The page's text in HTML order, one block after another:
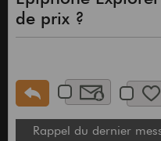
de prix ?
Rappel du dernier